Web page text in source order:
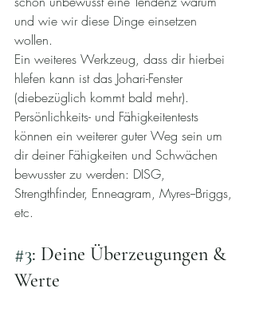
und wie wir diese Dinge einsetzen
wollen.
Ein weiteres Werkzeug, dass dir hierbei
hlefen kann ist das Johari-Fenster
(diebezüglich kommt bald mehr).
Persönlichkeits- und Fähigkeitentests
können ein weiterer guter Weg sein um
dir deiner Fähigkeiten und Schwächen
bewusster zu werden: DISG,
Strengthfinder, Enneagram, Myres--Briggs,
etc.
#3: Deine Überzeugungen &
Werte